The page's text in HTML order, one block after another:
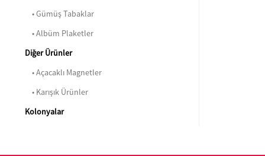
• Gümüş Tabaklar
• Albüm Plaketler
Diğer Ürünler
• Açacaklı Magnetler
• Karışık Ürünler
Kolonyalar